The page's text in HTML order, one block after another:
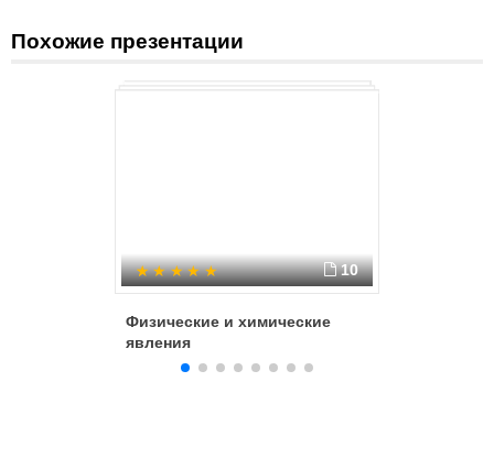
Похожие презентации
10
Физические и химические
явления